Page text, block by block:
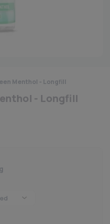
Menthol - Longfill
- Longfill